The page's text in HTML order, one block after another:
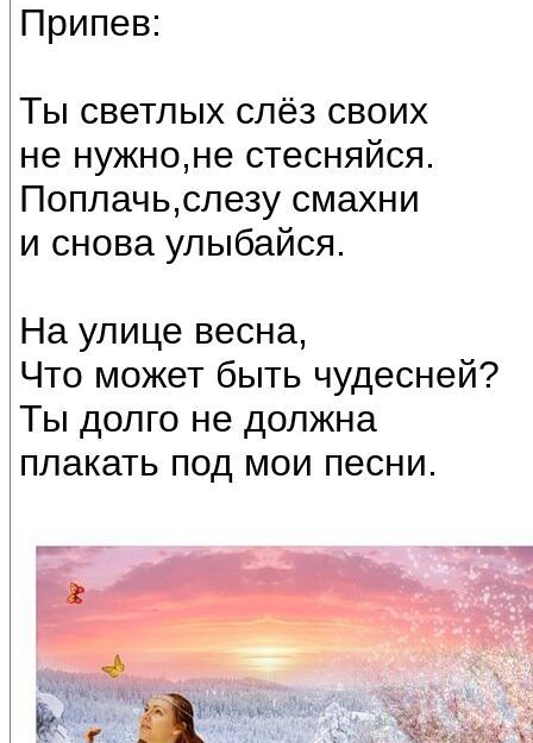
Припев:
Ты светлых слёз своих
не нужно,не стесняйся.
Поплачь,слезу смахни
и снова улыбайся.
На улице весна,
Что может быть чудесней?
Ты долго не должна
плакать под мои песни.